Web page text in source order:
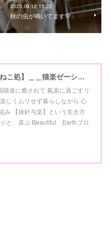
2020.09.12 11:22
秋の虫が鳴いてます💛
抜針与楽＿＿【ねこ処】＿＿猫楽ゼーションHome☆
達に癒されて 氣楽に過ごすリ
しくムリせず暮らしながら 心
み 【抜針与楽】という生き方
と、喜ぶ Beautiful Earthプロ